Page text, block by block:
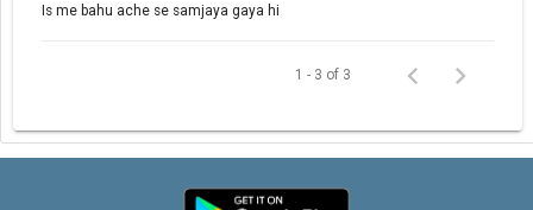
Is me bahu ache se samjaya gaya hi
1 - 3 of 3